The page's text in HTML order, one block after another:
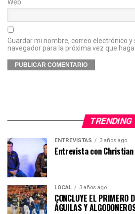
Web
Guardar mi nombre, correo electrónico y
navegador para la próxima vez que
TRENDING
ENTREVISTAS 3 años ago
Entrevista con Christian
LOCAL 3 años ago
CONCLUYE EL PRIMERO
ÁGUILAS Y